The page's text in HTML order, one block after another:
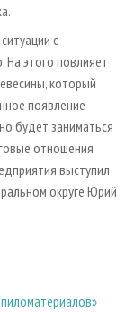
с
На этого повлияет
который
появление
будет заниматься
отношения
выступил
округе Юрий